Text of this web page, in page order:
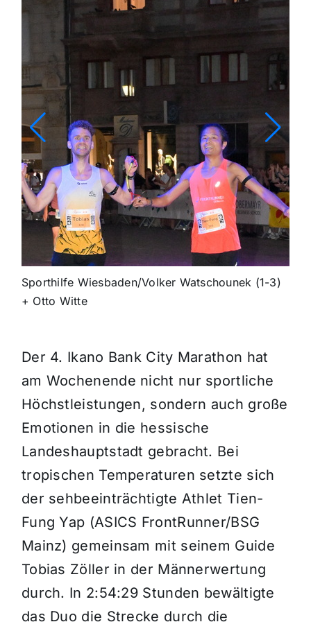
Sporthilfe Wiesbaden/Volker Watschounek (1-3)
+ Otto Witte
Der 4. Ikano Bank City Marathon hat
am Wochenende nicht nur sportliche
Höchstleistungen, sondern auch große
Emotionen in die hessische
Landeshauptstadt gebracht. Bei
tropischen Temperaturen setzte sich
der sehbeeinträchtigte Athlet Tien-
Fung Yap (ASICS FrontRunner/BSG
Mainz) gemeinsam mit seinem Guide
Tobias Zöller in der Männerwertung
durch. In 2:54:29 Stunden bewältigte
das Duo die Strecke durch die